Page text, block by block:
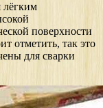
лёгким
поверхности
отметить, так это
для сварки